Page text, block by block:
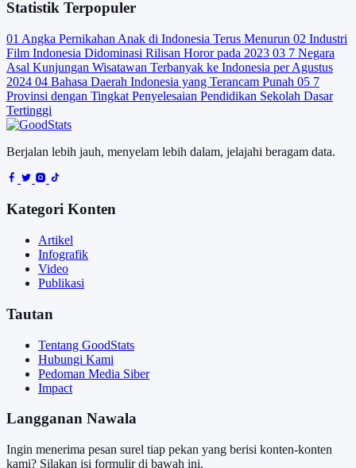
Statistik Terpopuler
01 Angka Pernikahan Anak di Indonesia Terus Menurun 02 Industri
Film Indonesia Didominasi Rilisan Horor pada 2023 03 7 Negara
Asal Kunjungan Wisatawan Terbanyak ke Indonesia per Agustus
2024 04 Bahasa Daerah Indonesia yang Terancam Punah 05 7
Provinsi dengan Tingkat Penyelesaian Pendidikan Sekolah Dasar
Tertinggi
Berjalan lebih jauh, menyelam lebih dalam, jelajahi beragam data.
Kategori Konten
Artikel
Infografik
Video
Publikasi
Tautan
Tentang GoodStats
Hubungi Kami
Pedoman Media Siber
Impact
Langganan Nawala
Ingin menerima pesan surel tiap pekan yang berisi konten-konten
kami? Silakan isi formulir di bawah ini.